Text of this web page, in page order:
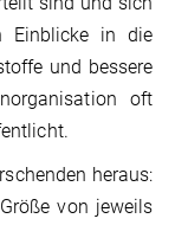
Einblicke in die
und bessere
oft
heraus:
von jeweils